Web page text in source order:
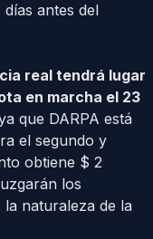
antes del
real tendrá lugar
en marcha el 23
que DARPA está
el segundo y
obtiene $ 2
los
naturaleza de la